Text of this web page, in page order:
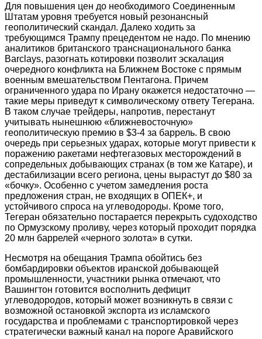
Для повышения цен до необходимого Соединенным
Штатам уровня требуется новый резонансный
геополитический скандал. Далеко ходить за
требующимся Трампу прецедентом не надо. По мнению
аналитиков британского транснационального банка
Ваrсlауs, разогнать котировки позволит эскалация
очередного конфликта на Ближнем Востоке с прямым
военным вмешательством Пентагона. Причем
ограниченного удара по Ирану окажется недостаточно —
такие меры приведут к символическому ответу Тегерана.
В таком случае трейдеры, напротив, перестанут
учитывать нынешнюю «ближневосточную»
геополитическую премию в $3-4 за баррель. В свою
очередь при серьезных ударах, которые могут привести к
поражению ракетами нефтегазовых месторождений в
сопредельных добывающих странах (в том же Катаре), и
дестабилизации всего региона, цены вырастут до $80 за
«бочку». Особенно с учетом замедления роста
предложения стран, не входящих в ОПЕК+, и
устойчивого спроса на углеводороды. Кроме того,
Тегеран обязательно постарается перекрыть судоходство
по Ормузскому проливу, через который проходит порядка
20 млн баррелей «черного золота» в сутки.
Несмотря на обещания Трампа обойтись без
бомбардировки объектов иранской добывающей
промышленности, участники рынка отмечают, что
Вашингтон готовится восполнить дефицит
углеводородов, который может возникнуть в связи с
возможной остановкой экспорта из исламского
государства и проблемами с транспортировкой через
стратегически важный канал на пороге Аравийского